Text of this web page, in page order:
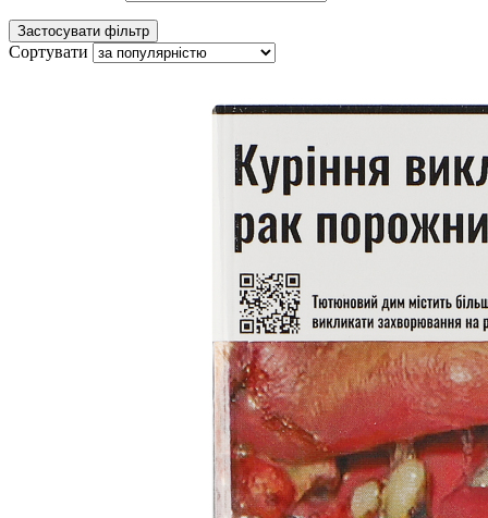
Сортувати